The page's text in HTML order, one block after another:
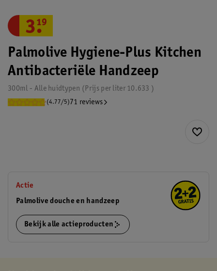
Palmolive Hygiene-Plus Kitchen
Antibacteriële Handzeep
300ml - Alle huidtypen 10.633
Prijs per liter
(4.77/5) 71 reviews
3.
19
Actie
Palmolive douche en handzeep
Bekijk alle actieproducten